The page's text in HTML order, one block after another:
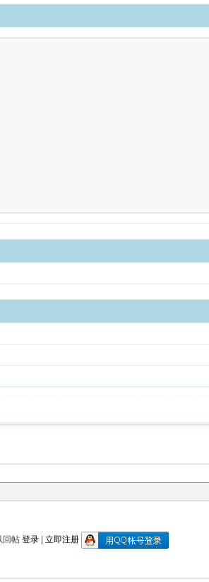
回帖 登录 立即注册